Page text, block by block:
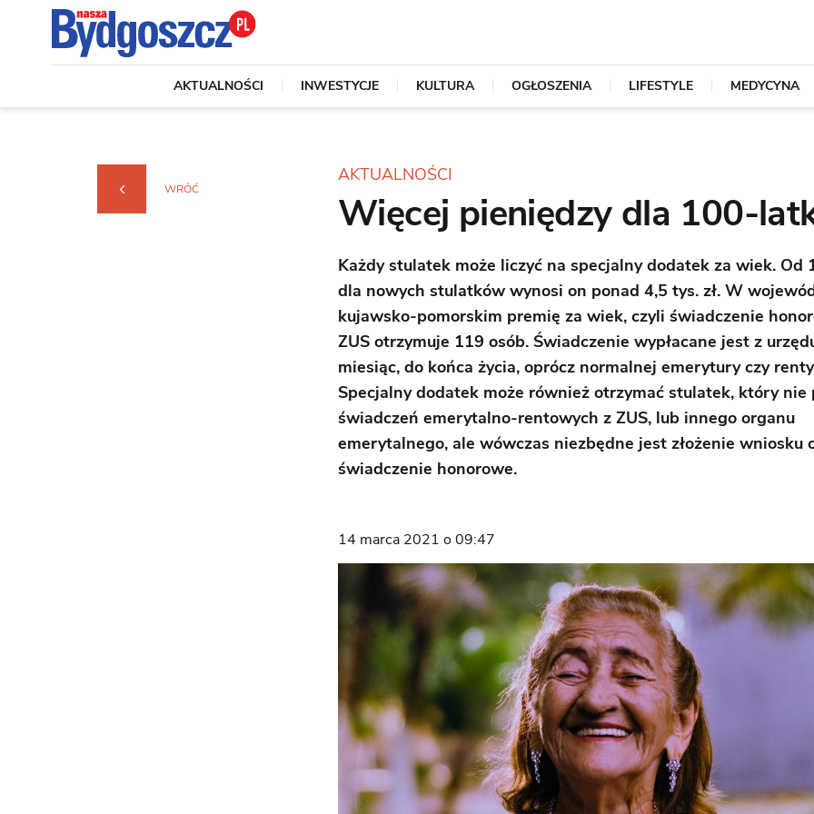
AKTUALNOŚCI INWESTYCJE KULTURA OGŁOSZENIA LIFESTYLE MEDYCYNA
WRÓĆ
AKTUALNOŚCI
Więcej pieniędzy dla 100-
Każdy stulatek może liczyć na specjalny dodatek za wiek. Od
dla nowych stulatków wynosi on ponad 4,5 tys. zł. W
kujawsko-pomorskim premię za wiek, czyli świadczenie
ZUS otrzymuje 119 osób. Świadczenie wypłacane jest z
miesiąc, do końca życia, oprócz normalnej emerytury czy
Specjalny dodatek może również otrzymać stulatek, który nie
świadczeń emerytalno-rentowych z ZUS, lub innego organu
emerytalnego, ale wówczas niezbędne jest złożenie wniosku
świadczenie honorowe.
14 marca 2021 o 09:47